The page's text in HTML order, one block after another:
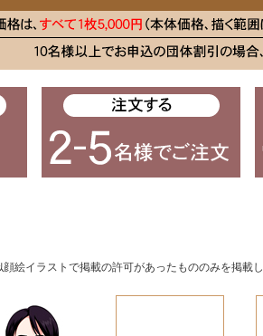
絵イラストで掲載の許可があったもののみを掲載